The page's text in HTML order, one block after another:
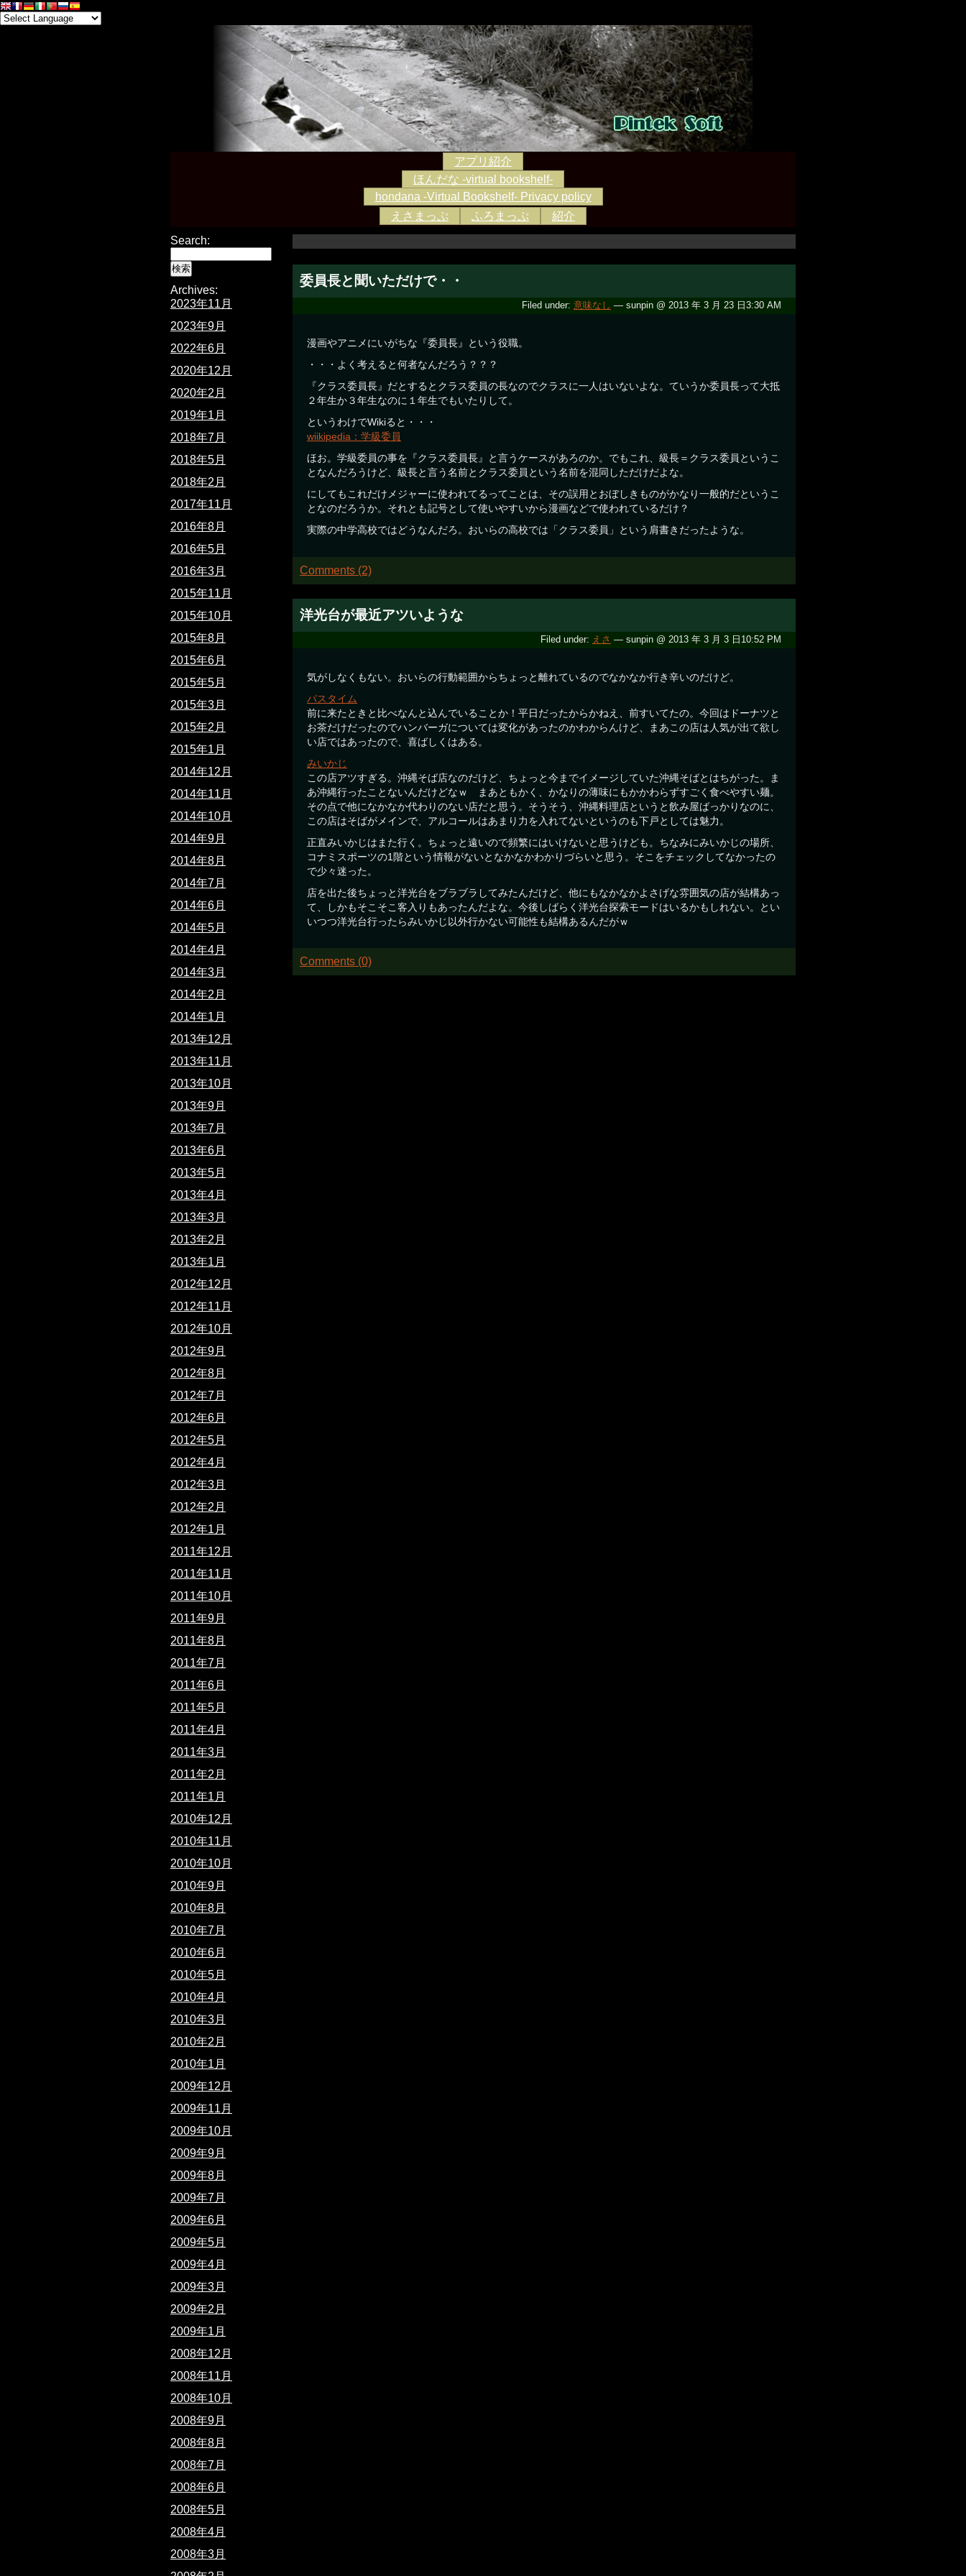
アプリ紹介
ほんだな -virtual bookshelf-
hondana -Virtual Bookshelf- Privacy policy
えさまっぷ
ふろまっぷ 紹介
委員長と聞いただけで・・
Filed under: 意味なし — sunpin @ 2013 年 3 月 23 日3:30 AM
漫画やアニメにいがちな『委員長』という役職。
・・・よく考えると何者なんだろう？？？
『クラス委員長』だとするとクラス委員の長なのでクラスに一人はいないよな。ていうか委員長って大抵
２年生か３年生なのに１年生でもいたりして。
というわけでWikiると・・・
wiikipedia：学級委員
ほお。学級委員の事を『クラス委員長』と言うケースがあろのか。でもこれ、級長＝クラス委員というこ
となんだろうけど、級長と言う名前とクラス委員という名前を混同しただけだよな。
にしてもこれだけメジャーに使われてるってことは、その誤用とおぼしきものがかなり一般的だというこ
となのだろうか。それとも記号として使いやすいから漫画などで使われているだけ？
実際の中学高校ではどうなんだろ。おいらの高校では「クラス委員」という肩書きだったような。
Comments (2)
洋光台が最近アツいような
Filed under: えさ — sunpin @ 2013 年 3 月 3 日10:52 PM
気がしなくもない。おいらの行動範囲からちょっと離れているのでなかなか行き辛いのだけど。
パスタイム
前に来たときと比べなんと込んでいることか！平日だったからかねえ、前すいてたの。今回はドーナツと
お茶だけだったのでハンバーガについては変化があったのかわからんけど、まあこの店は人気が出て欲し
い店ではあったので、喜ばしくはある。
みいかじ
この店アツすぎる。沖縄そば店なのだけど、ちょっと今までイメージしていた沖縄そばとはちがった。ま
あ沖縄行ったことないんだけどなｗ まあともかく、かなりの薄味にもかかわらずすごく食べやすい麺。
その点で他になかなか代わりのない店だと思う。そうそう、沖縄料理店というと飲み屋ばっかりなのに、
この店はそばがメインで、アルコールはあまり力を入れてないというのも下戸としては魅力。
正直みいかじはまた行く。ちょっと遠いので頻繁にはいけないと思うけども。ちなみにみいかじの場所、
コナミスポーツの1階という情報がないとなかなかわかりづらいと思う。そこをチェックしてなかったの
で少々迷った。
店を出た後ちょっと洋光台をブラブラしてみたんだけど、他にもなかなかよさげな雰囲気の店が結構あっ
て、しかもそこそこ客入りもあったんだよな。今後しばらく洋光台探索モードはいるかもしれない。とい
いつつ洋光台行ったらみいかじ以外行かない可能性も結構あるんだがｗ
Comments (0)
Search:
Archives:
2023年11月
2023年9月
2022年6月
2020年12月
2020年2月
2019年1月
2018年7月
2018年5月
2018年2月
2017年11月
2016年8月
2016年5月
2016年3月
2015年11月
2015年10月
2015年8月
2015年6月
2015年5月
2015年3月
2015年2月
2015年1月
2014年12月
2014年11月
2014年10月
2014年9月
2014年8月
2014年7月
2014年6月
2014年5月
2014年4月
2014年3月
2014年2月
2014年1月
2013年12月
2013年11月
2013年10月
2013年9月
2013年7月
2013年6月
2013年5月
2013年4月
2013年3月
2013年2月
2013年1月
2012年12月
2012年11月
2012年10月
2012年9月
2012年8月
2012年7月
2012年6月
2012年5月
2012年4月
2012年3月
2012年2月
2012年1月
2011年12月
2011年11月
2011年10月
2011年9月
2011年8月
2011年7月
2011年6月
2011年5月
2011年4月
2011年3月
2011年2月
2011年1月
2010年12月
2010年11月
2010年10月
2010年9月
2010年8月
2010年7月
2010年6月
2010年5月
2010年4月
2010年3月
2010年2月
2010年1月
2009年12月
2009年11月
2009年10月
2009年9月
2009年8月
2009年7月
2009年6月
2009年5月
2009年4月
2009年3月
2009年2月
2009年1月
2008年12月
2008年11月
2008年10月
2008年9月
2008年8月
2008年7月
2008年6月
2008年5月
2008年4月
2008年3月